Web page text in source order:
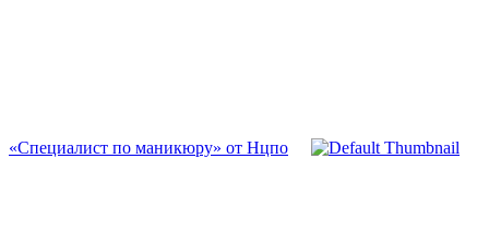
«Специалист по маникюру» от Нцпо